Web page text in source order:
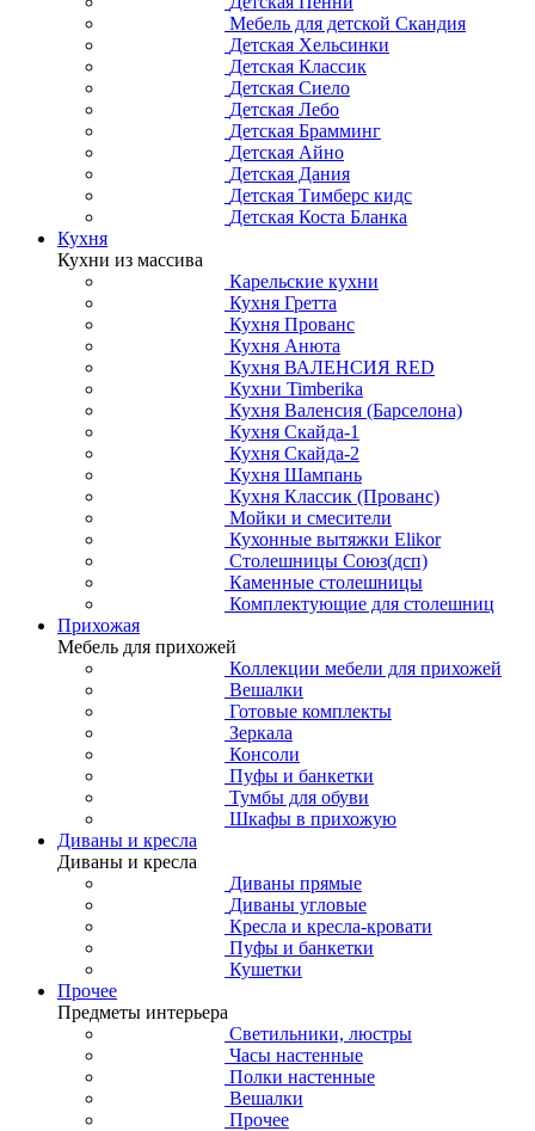
Мебель для детской Скандия
Детская Хельсинки
Детская Классик
Детская Сиело
Детская Лебо
Детская Брамминг
Детская Айно
Детская Дания
Детская Тимберс кидс
Детская Коста Бланка
Кухня
Кухни из массива
Карельские кухни
Кухня Гретта
Кухня Прованс
Кухня Анюта
Кухня ВАЛЕНСИЯ RED
Кухни Timberika
Кухня Валенсия (Барселона)
Кухня Скайда-1
Кухня Скайда-2
Кухня Шампань
Кухня Классик (Прованс)
Мойки и смесители
Кухонные вытяжки Elikor
Столешницы Союз(дсп)
Каменные столешницы
Комплектующие для столешниц
Прихожая
Мебель для прихожей
Коллекции мебели для прихожей
Вешалки
Готовые комплекты
Зеркала
Консоли
Пуфы и банкетки
Тумбы для обуви
Шкафы в прихожую
Диваны и кресла
Диваны и кресла
Диваны прямые
Диваны угловые
Кресла и кресла-кровати
Пуфы и банкетки
Кушетки
Прочее
Предметы интерьера
Светильники, люстры
Часы настенные
Полки настенные
Вешалки
Прочее